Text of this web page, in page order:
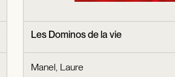
Les Dominos de la vie
Manel, Laure